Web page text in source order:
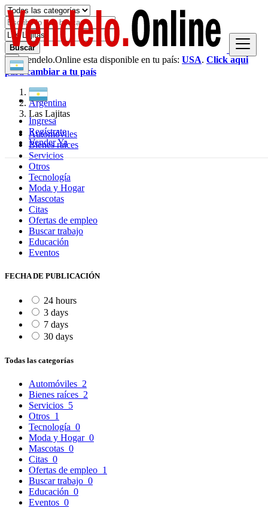
Ingresa
Regístrate
Vender Ya
Buscar
× Vendelo.Online esta disponible en tu país: USA. Click aqui
para cambiar a tu país
Argentina
Las Lajitas
Automóviles
Bienes raíces
Servicios
Otros
Tecnología
Moda y Hogar
Mascotas
Citas
Ofertas de empleo
Buscar trabajo
Educación
Eventos
FECHA DE PUBLICACIÓN
24 hours
3 days
7 days
30 days
Todas las categorías
Automóviles 2
Bienes raíces 2
Servicios 5
Otros 1
Tecnología 0
Moda y Hogar 0
Mascotas 0
Citas 0
Ofertas de empleo 1
Buscar trabajo 0
Educación 0
Eventos 0